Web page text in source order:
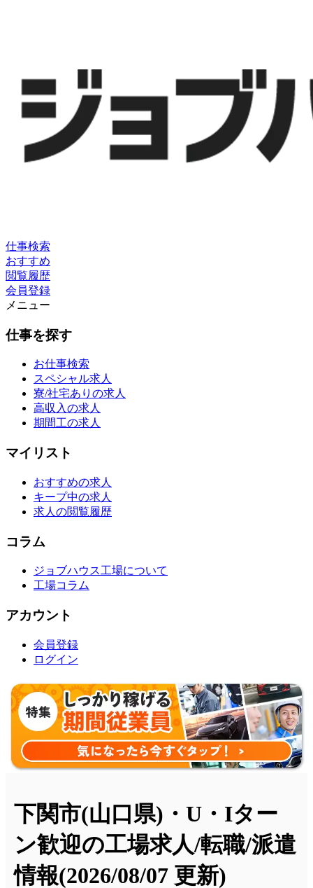
仕事検索
おすすめ
閲覧履歴
会員登録
メニュー
仕事を探す
お仕事検索
スペシャル求人
寮/社宅ありの求人
高収入の求人
期間工の求人
マイリスト
おすすめの求人
キープ中の求人
求人の閲覧履歴
コラム
ジョブハウス工場について
工場コラム
アカウント
会員登録
ログイン
下関市(山口県)・U・Iター
ン歓迎の工場求人/転職/派遣
情報(2026/08/07 更新)